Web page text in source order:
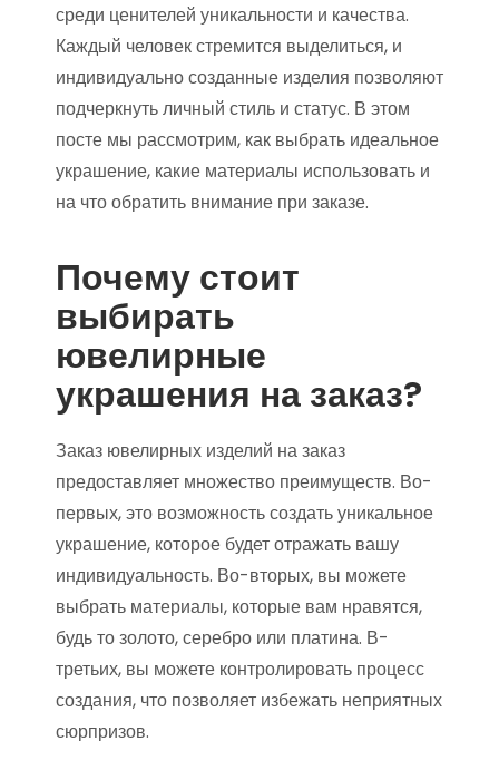
среди ценителей уникальности и качества.
Каждый человек стремится выделиться, и
индивидуально созданные изделия позволяют
подчеркнуть личный стиль и статус. В этом
посте мы рассмотрим, как выбрать идеальное
украшение, какие материалы использовать и
на что обратить внимание при заказе.
Почему стоит
выбирать
ювелирные
украшения на заказ?
Заказ ювелирных изделий на заказ
предоставляет множество преимуществ. Во-
первых, это возможность создать уникальное
украшение, которое будет отражать вашу
индивидуальность. Во-вторых, вы можете
выбрать материалы, которые вам нравятся,
будь то золото, серебро или платина. В-
третьих, вы можете контролировать процесс
создания, что позволяет избежать неприятных
сюрпризов.